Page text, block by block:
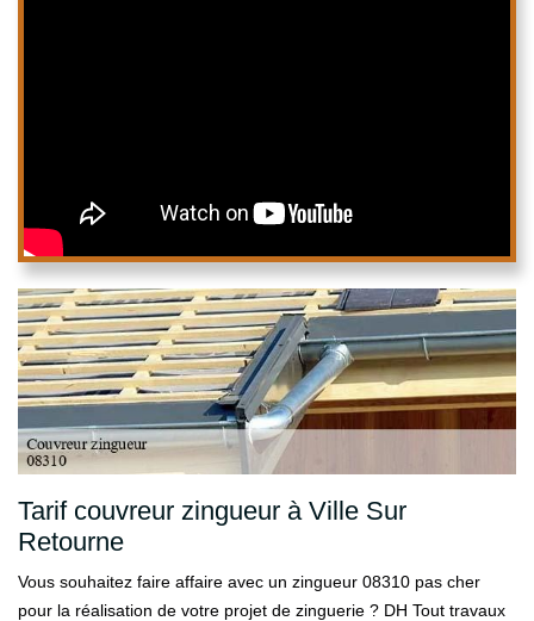
Tarif couvreur zingueur à Ville Sur
Retourne
Vous souhaitez faire affaire avec un zingueur 08310 pas cher
pour la réalisation de votre projet de zinguerie ? DH Tout travaux